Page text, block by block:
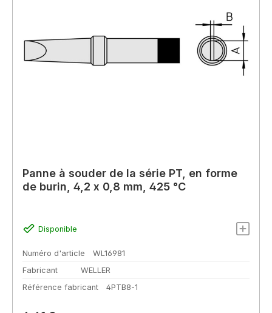
Panne à souder de la série PT, en forme
de burin, 4,2 x 0,8 mm, 425 °C
Disponible
Numéro d'article
WL16981
Fabricant
WELLER
Référence fabricant
4PTB8-1